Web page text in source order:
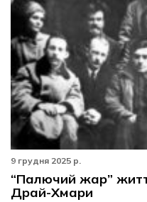
9 грудня 2025 р.
“Палючий жар”
Драй-Хмари